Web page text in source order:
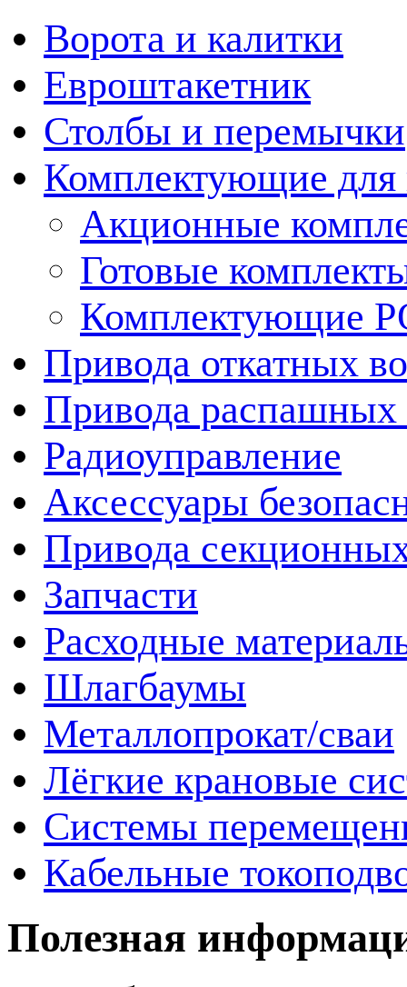
Ворота и калитки
Евроштакетник
Столбы и перемычки
Комплектующие для
Акционные
Готовые
Комплектующие
Привода откатных
Привода распашных
Радиоуправление
Аксессуары
Привода
Запчасти
Расходные
Шлагбаумы
Металлопрокат/сваи
Лёгкие крановые
Системы
Кабельные
Полезная